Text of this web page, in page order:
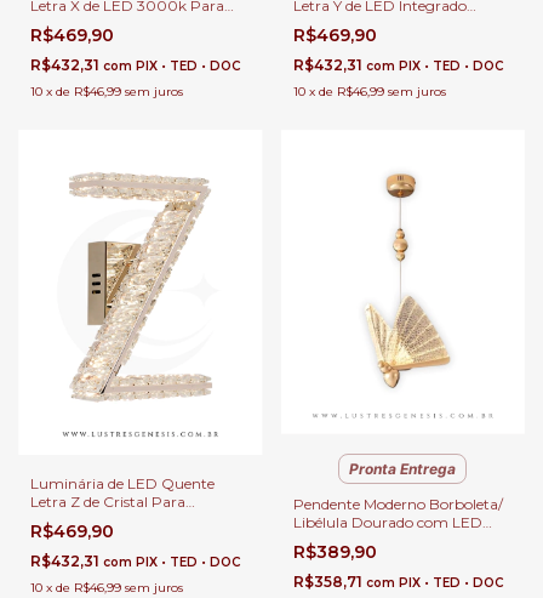
Letra X de LED 3000k Para
Decoração de Festa, Sala de
Estar, Escritório e Cabeceira de
Cama
R$469,90
R$432,31 com PIX • TED • DOC
10 x de R$46,99 sem juros
Letra Y de LED Integrado
Quente para Cabeceira de
Cama, Quartos Infantil e Festa
Personalizada
R$469,90
R$432,31 com PIX • TED • DOC
10 x de R$46,99 sem juros
Luminária de LED Quente
Letra Z de Cristal Para
Cabeceira de Cama, Enfeite de
Festa Personalizado e
Escritórios
R$469,90
R$432,31 com PIX • TED • DOC
10 x de R$46,99 sem juros
Pronta Entrega
Pendente Moderno Borboleta/
Libélula Dourado com LED
Integrado para Cabeceira de
cama e Lavabos
R$389,90
R$358,71 com PIX • TED • DOC